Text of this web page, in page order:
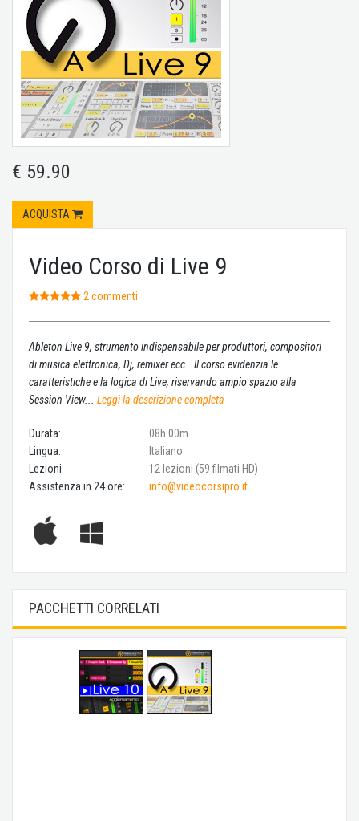
€ 59.90
ACQUISTA
Video Corso di Live 9
2 commenti
Ableton Live 9, strumento indispensabile per produttori, compositori
di musica elettronica, Dj, remixer ecc.. Il corso evidenzia le
caratteristiche e la logica di Live, riservando ampio spazio alla
Session View... Leggi la descrizione completa
Durata:
08h 00m
Lingua:
Italiano
Lezioni:
12 lezioni (59 filmati HD)
Assistenza in 24 ore:
info@videocorsipro.it
PACCHETTI CORRELATI